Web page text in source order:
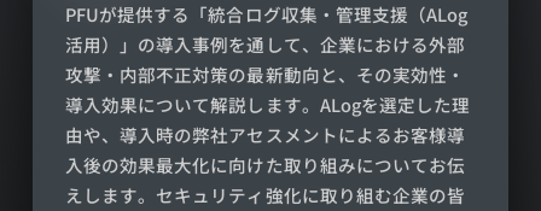
PFUが提供する「統合ログ収集・管理支援（ALog
活用）」の導入事例を通して、企業における外部
攻撃・内部不正対策の最新動向と、その実効性・
導入効果について解説します。ALogを選定した理
由や、導入時の弊社アセスメントによるお客様導
入後の効果最大化に向けた取り組みについてお伝
えします。セキュリティ強化に取り組む企業の皆